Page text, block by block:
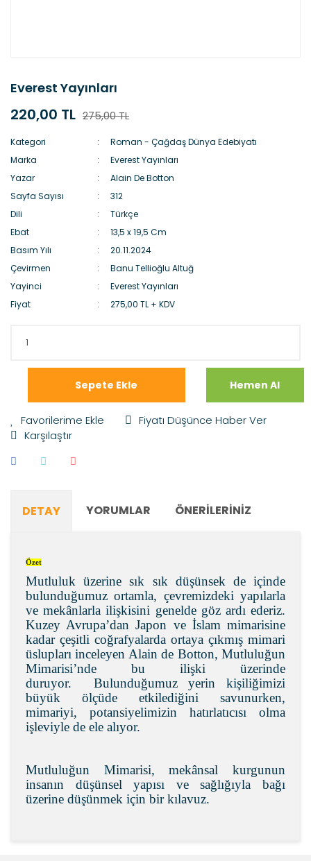
Everest Yayınları
220,00 TL 275,00 TL
Kategori
Roman - Çağdaş Dünya Edebiyatı
Marka
Everest Yayınları
Yazar
Alain De Botton
Sayfa Sayısı
312
Dili
Türkçe
Ebat
13,5 x 19,5 Cm
Basım Yılı
20.11.2024
Çevirmen
Banu Tellioğlu Altuğ
Yayinci
Everest Yayınları
Fiyat
275,00 TL + KDV
Sepete Ekle Hemen Al
Fiyatı Düşünce Haber Ver
Karşılaştır
DETAY YORUMLAR ÖNERILERINIZ
Özet
Mutluluk üzerine sık sık düşünsek de içinde
bulunduğumuz ortamla, çevremizdeki yapılarla
ve mekânlarla ilişkisini genelde göz ardı ederiz.
Kuzey Avrupa’dan Japon ve İslam mimarisine
kadar çeşitli coğrafyalarda ortaya çıkmış mimari
üslupları inceleyen Alain de Botton, Mutluluğun
Mimarisi’nde bu ilişki üzerinde
duruyor. Bulunduğumuz yerin kişiliğimizi
büyük ölçüde etkilediğini savunurken,
mimariyi, potansiyelimizin hatırlatıcısı olma
işleviyle de ele alıyor.
Mutluluğun Mimarisi, mekânsal kurgunun
insanın düşünsel yapısı ve sağlığıyla bağı
üzerine düşünmek için bir kılavuz.